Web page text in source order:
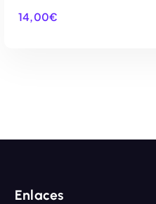
14,00€
Enlaces